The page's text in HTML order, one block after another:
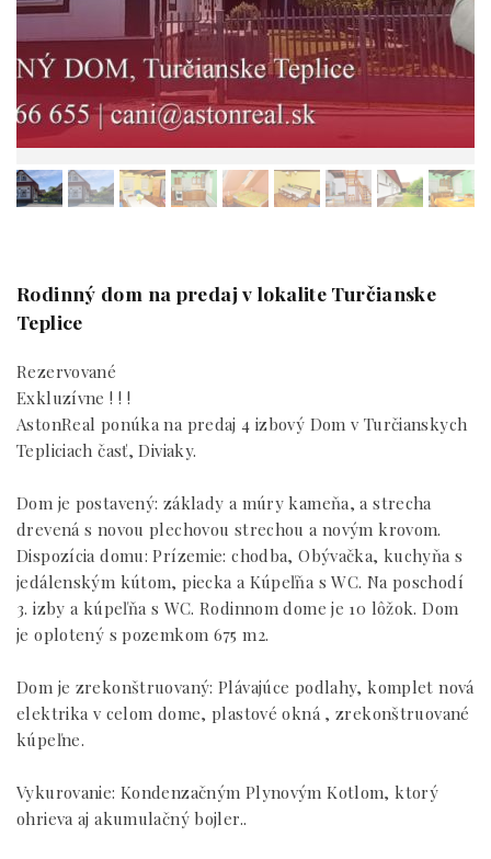
Rodinný dom na predaj v lokalite Turčianske
Teplice
Rezervované
Exkluzívne ! ! !
AstonReal ponúka na predaj 4 izbový Dom v Turčianskych
Tepliciach časť, Diviaky.
Dom je postavený: základy a múry kameňa, a strecha
drevená s novou plechovou strechou a novým krovom.
Dispozícia domu: Prízemie: chodba, Obývačka, kuchyňa s
jedálenským kútom, piecka a Kúpeľňa s WC. Na poschodí
3. izby a kúpeľňa s WC. Rodinnom dome je 10 lôžok. Dom
je oplotený s pozemkom 675 m2.
Dom je zrekonštruovaný: Plávajúce podlahy, komplet nová
elektrika v celom dome, plastové okná , zrekonštruované
kúpeľne.
Vykurovanie: Kondenzačným Plynovým Kotlom, ktorý
ohrieva aj akumulačný bojler..